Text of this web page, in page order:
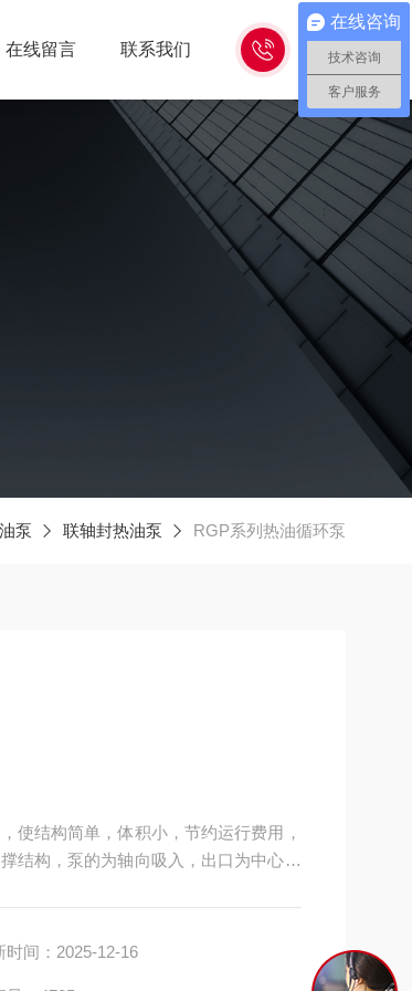
15262618638
在线留言 联系我们
泵 联轴封热油泵 RGP系列热油循环泵
使结构简单，体积小，节约运行费用，
结构，泵的为轴向吸入，出口为中心垂
时间：2025-12-16
在线咨询
技术咨询
客户服务